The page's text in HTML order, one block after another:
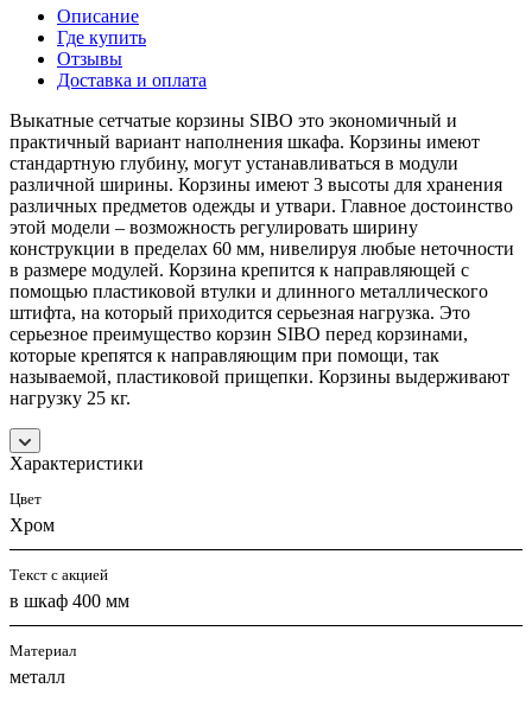
Описание
Где купить
Отзывы
Доставка и оплата
Выкатные сетчатые корзины SIBO это экономичный и
практичный вариант наполнения шкафа. Корзины имеют
стандартную глубину, могут устанавливаться в модули
различной ширины. Корзины имеют 3 высоты для хранения
различных предметов одежды и утвари. Главное достоинство
этой модели – возможность регулировать ширину
конструкции в пределах 60 мм, нивелируя любые неточности
в размере модулей. Корзина крепится к направляющей с
помощью пластиковой втулки и длинного металлического
штифта, на который приходится серьезная нагрузка. Это
серьезное преимущество корзин SIBO перед корзинами,
которые крепятся к направляющим при помощи, так
называемой, пластиковой прищепки. Корзины выдерживают
нагрузку 25 кг.
Характеристики
Цвет
Хром
Текст с акцией
в шкаф 400 мм
Материал
металл